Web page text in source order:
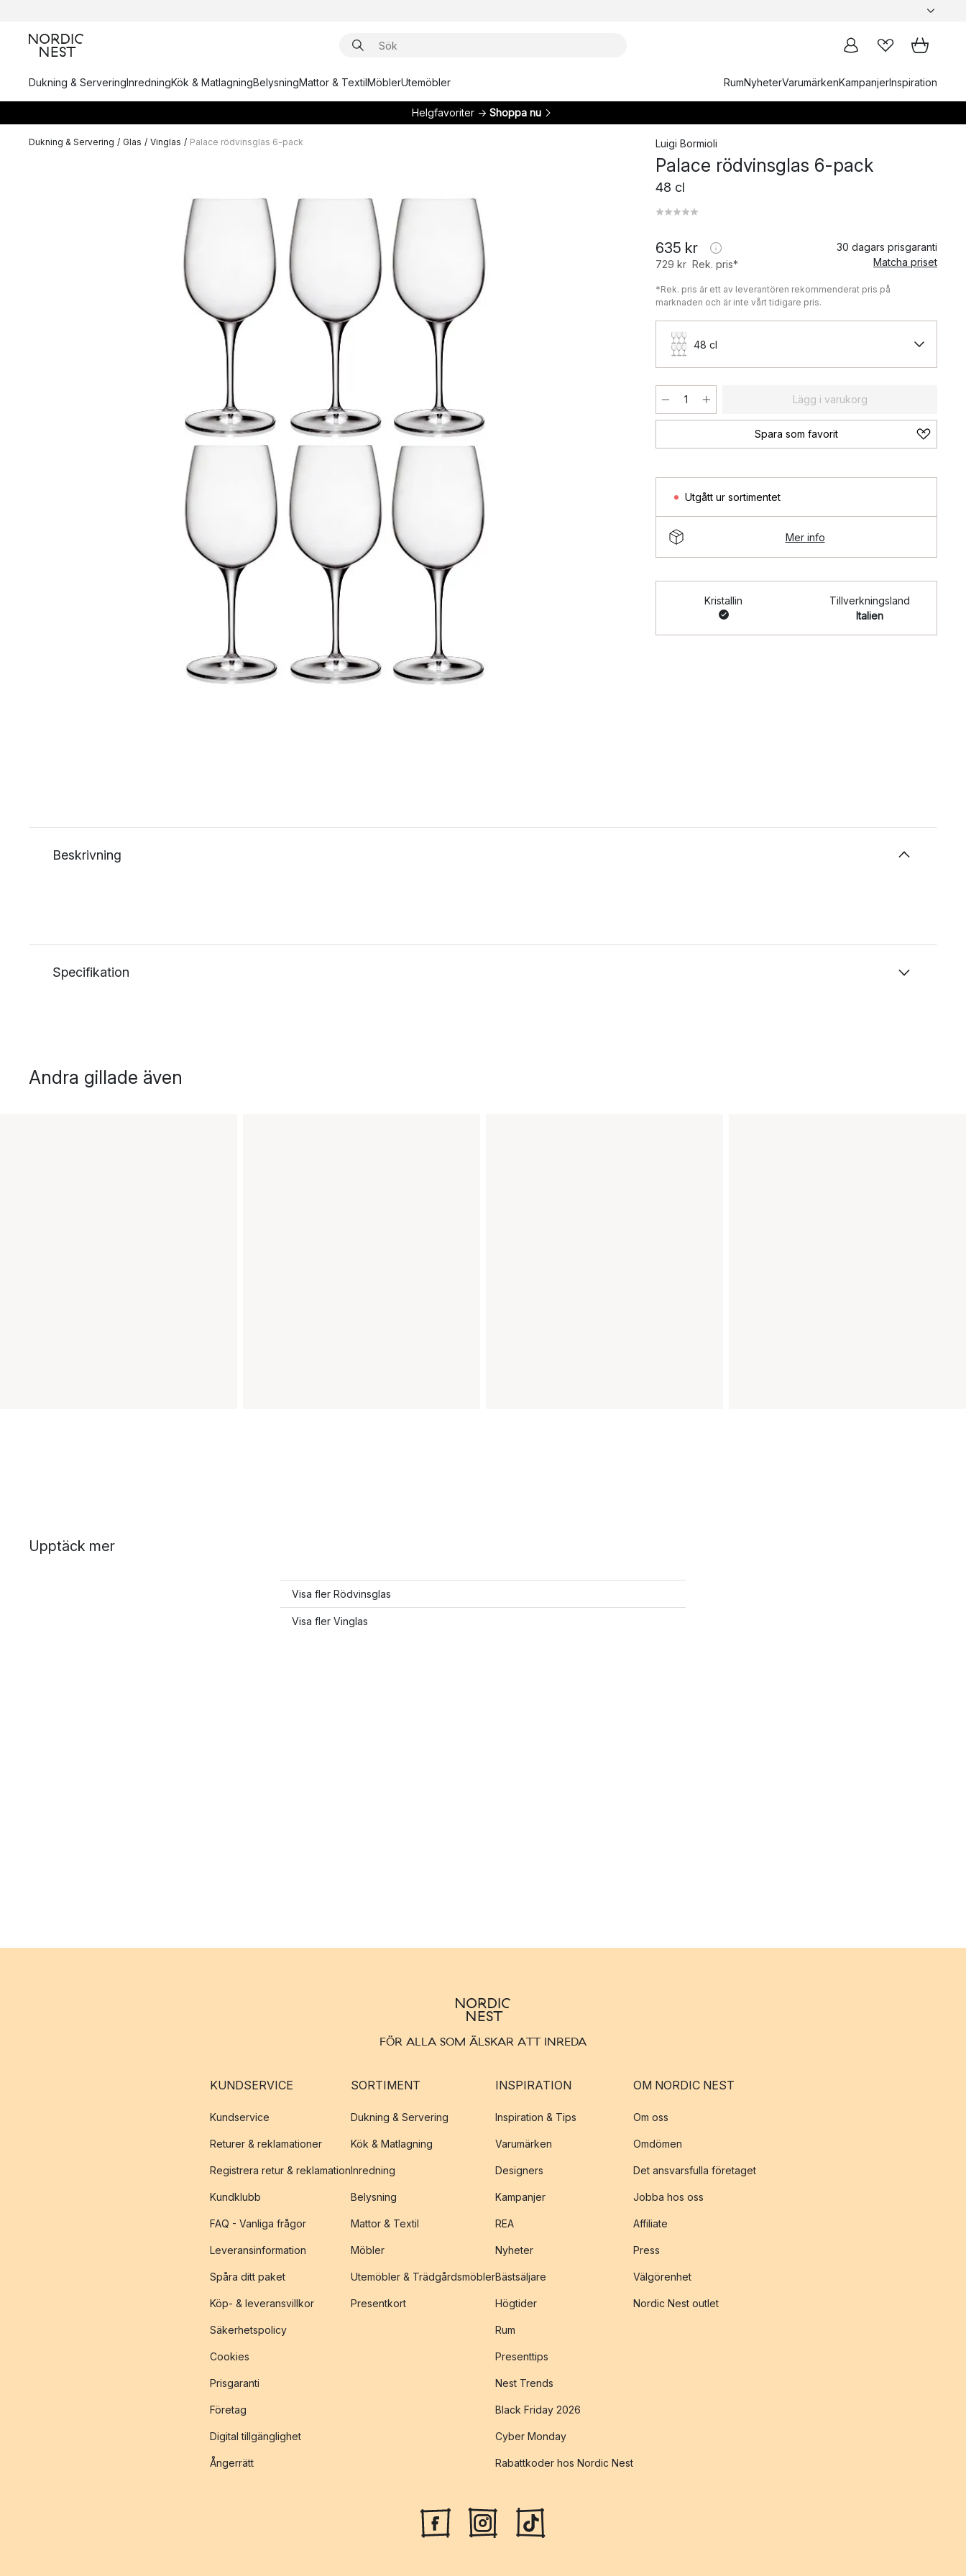
Dukning & ServeringInredningKök & MatlagningBelysningMattor & TextilMöblerUtemöbler RumNyheterVarumärkenKampanjerInspiration
Helgfavoriter → Shoppa nu
Dukning & Servering / Glas / Vinglas / Palace rödvinsglas 6-pack Luigi Bormioli
Palace rödvinsglas 6-pack
48 cl
635 kr
729 kr Rek. pris*
30 dagars prisgaranti
Matcha priset
*Rek. pris är ett av leverantören rekommenderat pris på
marknaden och är inte vårt tidigare pris.
48 cl
Lägg i varukorg
Spara som favorit
Utgått ur sortimentet
Mer info
Kristallin
Tillverkningsland
Italien
Beskrivning
Specifikation
Andra gillade även
Upptäck mer
Visa fler Rödvinsglas
Visa fler Vinglas
FÖR ALLA SOM ÄLSKAR ATT INREDA
KUNDSERVICE
Kundservice
Returer & reklamationer
Registrera retur & reklamation
Kundklubb
FAQ - Vanliga frågor
Leveransinformation
Spåra ditt paket
Köp- & leveransvillkor
Säkerhetspolicy
Cookies
Prisgaranti
Företag
Digital tillgänglighet
Ångerrätt
SORTIMENT
Dukning & Servering
Kök & Matlagning
Inredning
Belysning
Mattor & Textil
Möbler
Utemöbler & Trädgårdsmöbler
Presentkort
INSPIRATION
Inspiration & Tips
Varumärken
Designers
Kampanjer
REA
Nyheter
Bästsäljare
Högtider
Rum
Presenttips
Nest Trends
Black Friday 2026
Cyber Monday
Rabattkoder hos Nordic Nest
OM NORDIC NEST
Om oss
Omdömen
Det ansvarsfulla företaget
Jobba hos oss
Affiliate
Press
Välgörenhet
Nordic Nest outlet